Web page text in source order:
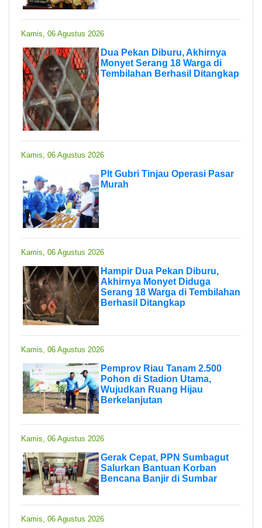
Kamis, 06 Agustus 2026
Dua Pekan Diburu, Akhirnya
Monyet Serang 18 Warga di
Tembilahan Berhasil Ditangkap
Kamis, 06 Agustus 2026
Plt Gubri Tinjau Operasi Pasar
Murah
Kamis, 06 Agustus 2026
Hampir Dua Pekan Diburu,
Akhirnya Monyet Diduga
Serang 18 Warga di Tembilahan
Berhasil Ditangkap
Kamis, 06 Agustus 2026
Pemprov Riau Tanam 2.500
Pohon di Stadion Utama,
Wujudkan Ruang Hijau
Berkelanjutan
Kamis, 06 Agustus 2026
Gerak Cepat, PPN Sumbagut
Salurkan Bantuan Korban
Bencana Banjir di Sumbar
Kamis, 06 Agustus 2026